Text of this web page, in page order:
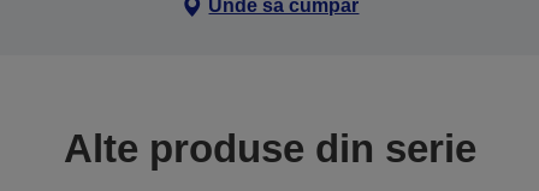
Unde să cumpăr
Alte produse din serie